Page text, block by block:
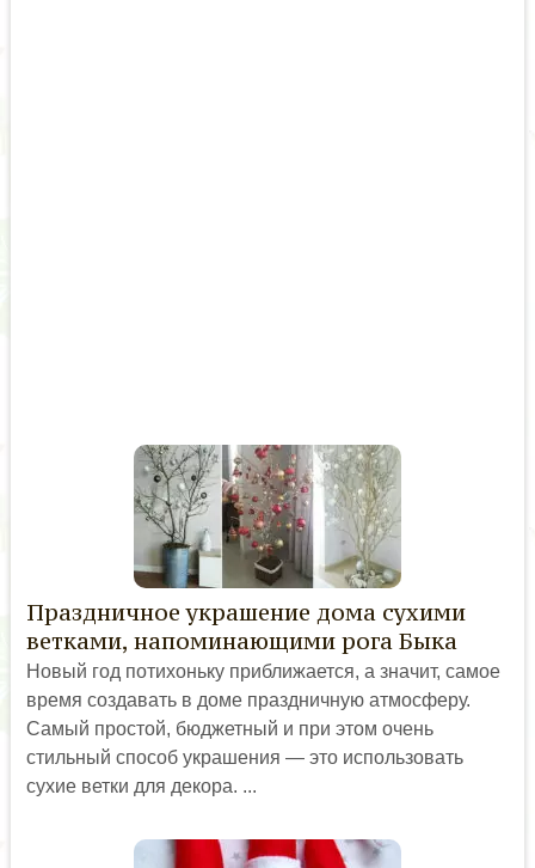
Праздничное украшение дома сухими
ветками, напоминающими рога Быка
Новый год потихоньку приближается, а значит, самое
время создавать в доме праздничную атмосферу.
Самый простой, бюджетный и при этом очень
стильный способ украшения — это использовать
сухие ветки для декора. ...